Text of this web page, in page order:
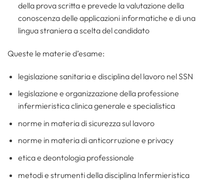
della prova scritta e prevede la valutazione della
conoscenza delle applicazioni informatiche e di una
lingua straniera a scelta del candidato
Queste le materie d’esame:
legislazione sanitaria e disciplina del lavoro nel SSN
legislazione e organizzazione della professione
infermieristica clinica generale e specialistica
norme in materia di sicurezza sul lavoro
norme in materia di anticorruzione e privacy
etica e deontologia professionale
metodi e strumenti della disciplina Infermieristica